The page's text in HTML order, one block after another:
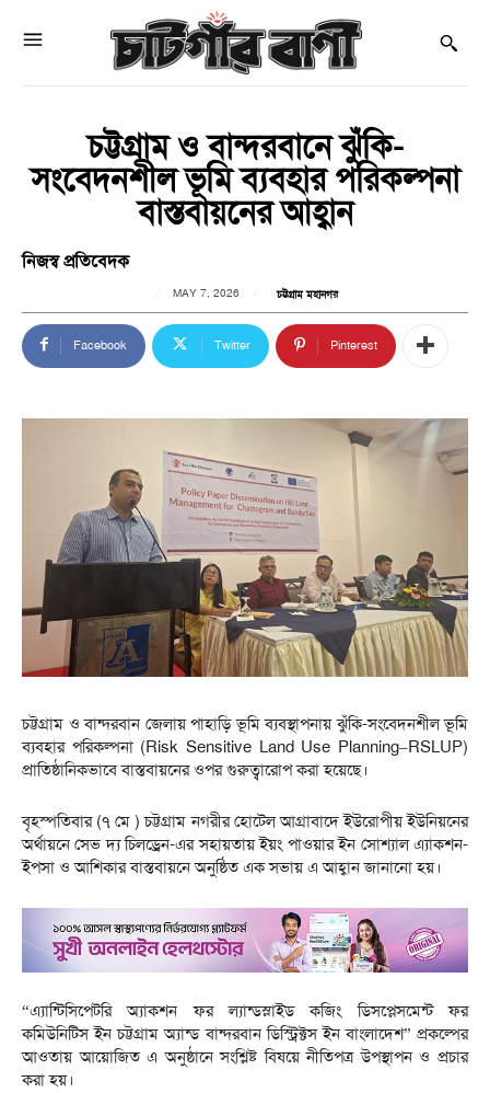
চট্টগ্রাম ও বান্দরবানে ঝুঁকি-
সংবেদনশীল ভূমি ব্যবহার পরিকল্পনা
বাস্তবায়নের আহ্বান
নিজস্ব প্রতিবেদক
MAY 7, 2026 চট্টগ্রাম মহানগর
Facebook Twitter Pinterest
চট্টগ্রাম ও বান্দরবান জেলায় পাহাড়ি ভূমি ব্যবস্থাপনায় ঝুঁকি-সংবেদনশীল ভূমি
ব্যবহার পরিকল্পনা (Risk Sensitive Land Use Planning–RSLUP)
প্রাতিষ্ঠানিকভাবে বাস্তবায়নের ওপর গুরুত্বারোপ করা হয়েছে।
বৃহস্পতিবার (৭ মে ) চট্টগ্রাম নগরীর হোটেল আগ্রাবাদে ইউরোপীয় ইউনিয়নের
অর্থায়নে সেভ দ্য চিলড্রেন-এর সহায়তায় ইয়ং পাওয়ার ইন সোশ্যাল এ্যাকশন-
ইপসা ও আশিকার বাস্তবায়নে অনুষ্ঠিত এক সভায় এ আহ্বান জানানো হয়।
“এ্যান্টিসিপেটরি অ্যাকশন ফর ল্যান্ডস্লাইড কজিং ডিসপ্লেসমেন্ট ফর
কমিউনিটিস ইন চট্টগ্রাম অ্যান্ড বান্দরবান ডিস্ট্রিক্টস ইন বাংলাদেশ” প্রকল্পের
আওতায় আয়োজিত এ অনুষ্ঠানে সংশ্লিষ্ট বিষয়ে নীতিপত্র উপস্থাপন ও প্রচার
করা হয়।